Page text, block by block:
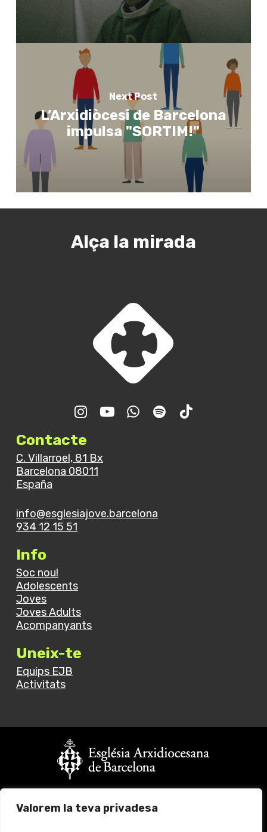
Valorem la teva privadesa
Next Post
L’Arxidiòcesi de Barcelona
impulsa "SORTIM!"
Alça la mirada
Contacte
C. Villarroel, 81 Bx
Barcelona 08011
España
info@esglesiajove.barcelona
934 12 15 51
Info
Soc nou!
Adolescents
Joves
Joves Adults
Acompanyants
Uneix-te
Equips EJB
Activitats
Fes clickaquíper més informació